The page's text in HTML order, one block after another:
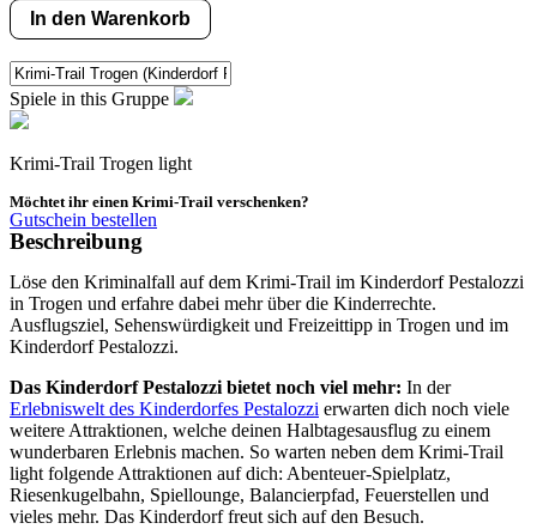
In den Warenkorb
Spiele in this Gruppe
Krimi-Trail Trogen light
Möchtet ihr einen Krimi-Trail verschenken?
Gutschein bestellen
Beschreibung
Löse den Kriminalfall auf dem Krimi-Trail im Kinderdorf Pestalozzi
in Trogen und erfahre dabei mehr über die Kinderrechte.
Ausflugsziel, Sehenswürdigkeit und Freizeittipp in Trogen und im
Kinderdorf Pestalozzi.
Das Kinderdorf Pestalozzi bietet noch viel mehr: In der
Erlebniswelt des Kinderdorfes Pestalozzi erwarten dich noch viele
weitere Attraktionen, welche deinen Halbtagesausflug zu einem
wunderbaren Erlebnis machen. So warten neben dem Krimi-Trail
light folgende Attraktionen auf dich: Abenteuer-Spielplatz,
Riesenkugelbahn, Spiellounge, Balancierpfad, Feuerstellen und
vieles mehr. Das Kinderdorf freut sich auf den Besuch.